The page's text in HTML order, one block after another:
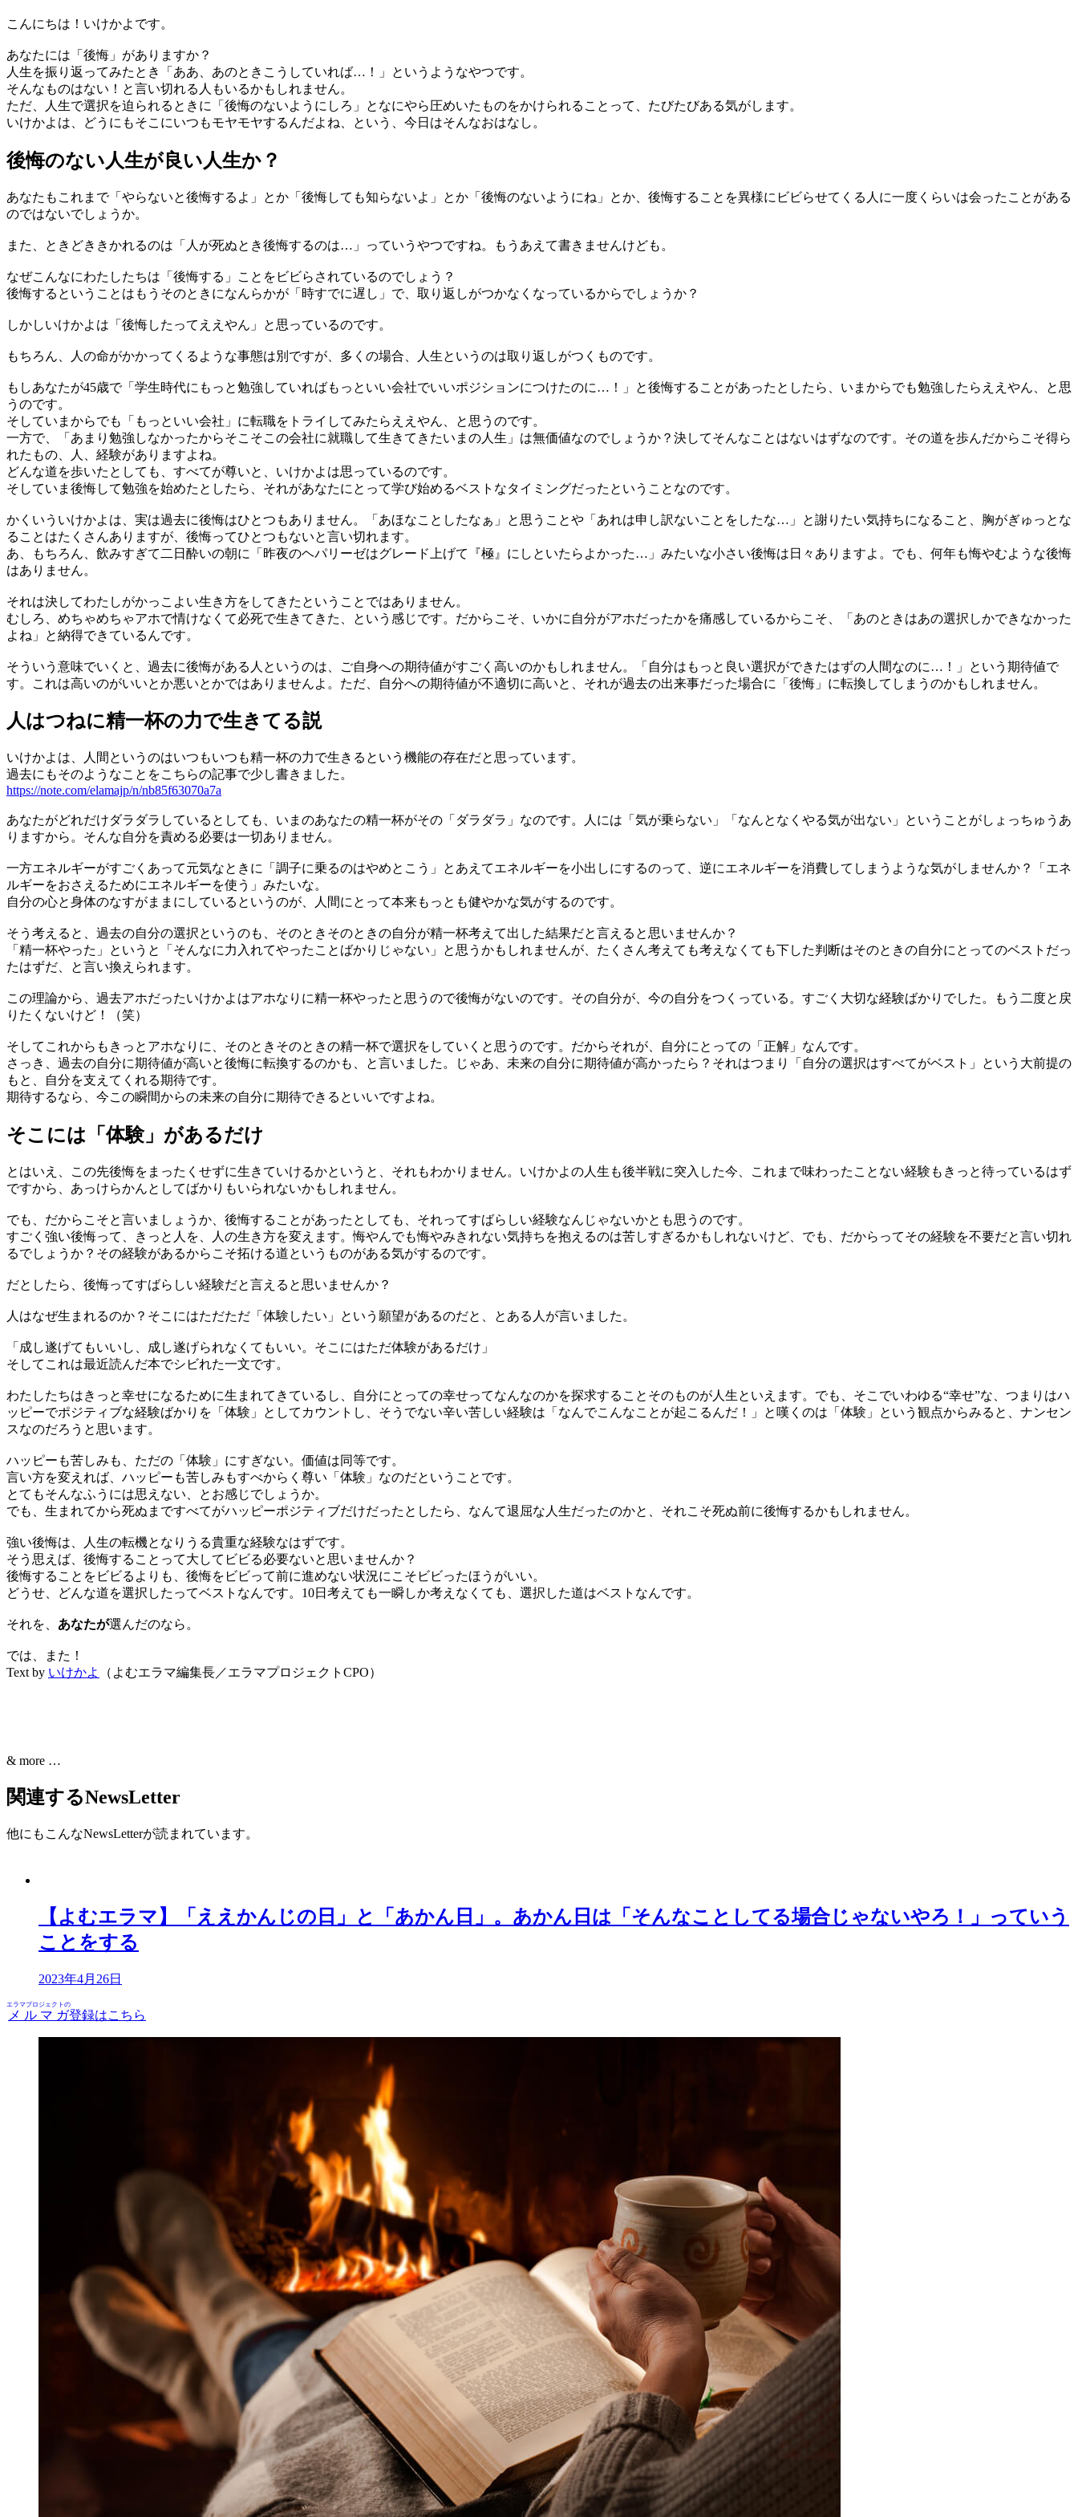
こんにちは！いけかよです。
あなたには「後悔」がありますか？
人生を振り返ってみたとき「ああ、あのときこうしていれば…！」というようなやつです。
そんなものはない！と言い切れる人もいるかもしれません。
ただ、人生で選択を迫られるときに「後悔のないようにしろ」となにやら圧めいたものをかけられることって、たびたびある気がします。
いけかよは、どうにもそこにいつもモヤモヤするんだよね、という、今日はそんなおはなし。
後悔のない人生が良い人生か？
あなたもこれまで「やらないと後悔するよ」とか「後悔しても知らないよ」とか「後悔のないようにね」とか、後悔することを異様にビビらせてくる人に一度くらいは会ったことがある
のではないでしょうか。
また、ときどききかれるのは「人が死ぬとき後悔するのは…」っていうやつですね。もうあえて書きませんけども。
なぜこんなにわたしたちは「後悔する」ことをビビらされているのでしょう？
後悔するということはもうそのときになんらかが「時すでに遅し」で、取り返しがつかなくなっているからでしょうか？
しかしいけかよは「後悔したってええやん」と思っているのです。
もちろん、人の命がかかってくるような事態は別ですが、多くの場合、人生というのは取り返しがつくものです。
もしあなたが45歳で「学生時代にもっと勉強していればもっといい会社でいいポジションにつけたのに…！」と後悔することがあったとしたら、いまからでも勉強したらええやん、と思
うのです。
そしていまからでも「もっといい会社」に転職をトライしてみたらええやん、と思うのです。
一方で、「あまり勉強しなかったからそこそこの会社に就職して生きてきたいまの人生」は無価値なのでしょうか？決してそんなことはないはずなのです。その道を歩んだからこそ得ら
れたもの、人、経験がありますよね。
どんな道を歩いたとしても、すべてが尊いと、いけかよは思っているのです。
そしていま後悔して勉強を始めたとしたら、それがあなたにとって学び始めるベストなタイミングだったということなのです。
かくいういけかよは、実は過去に後悔はひとつもありません。「あほなことしたなぁ」と思うことや「あれは申し訳ないことをしたな…」と謝りたい気持ちになること、胸がぎゅっとな
ることはたくさんありますが、後悔ってひとつもないと言い切れます。
あ、もちろん、飲みすぎて二日酔いの朝に「昨夜のヘパリーゼはグレード上げて『極』にしといたらよかった…」みたいな小さい後悔は日々ありますよ。でも、何年も悔やむような後悔
はありません。
それは決してわたしがかっこよい生き方をしてきたということではありません。
むしろ、めちゃめちゃアホで情けなくて必死で生きてきた、という感じです。だからこそ、いかに自分がアホだったかを痛感しているからこそ、「あのときはあの選択しかできなかった
よね」と納得できているんです。
そういう意味でいくと、過去に後悔がある人というのは、ご自身への期待値がすごく高いのかもしれません。「自分はもっと良い選択ができたはずの人間なのに…！」という期待値で
す。これは高いのがいいとか悪いとかではありませんよ。ただ、自分への期待値が不適切に高いと、それが過去の出来事だった場合に「後悔」に転換してしまうのかもしれません。
人はつねに精一杯の力で生きてる説
いけかよは、人間というのはいつもいつも精一杯の力で生きるという機能の存在だと思っています。
過去にもそのようなことをこちらの記事で少し書きました。
https://note.com/elamajp/n/nb85f63070a7a
あなたがどれだけダラダラしているとしても、いまのあなたの精一杯がその「ダラダラ」なのです。人には「気が乗らない」「なんとなくやる気が出ない」ということがしょっちゅうあ
りますから。そんな自分を責める必要は一切ありません。
一方エネルギーがすごくあって元気なときに「調子に乗るのはやめとこう」とあえてエネルギーを小出しにするのって、逆にエネルギーを消費してしまうような気がしませんか？「エネ
ルギーをおさえるためにエネルギーを使う」みたいな。
自分の心と身体のなすがままにしているというのが、人間にとって本来もっとも健やかな気がするのです。
そう考えると、過去の自分の選択というのも、そのときそのときの自分が精一杯考えて出した結果だと言えると思いませんか？
「精一杯やった」というと「そんなに力入れてやったことばかりじゃない」と思うかもしれませんが、たくさん考えても考えなくても下した判断はそのときの自分にとってのベストだっ
たはずだ、と言い換えられます。
この理論から、過去アホだったいけかよはアホなりに精一杯やったと思うので後悔がないのです。その自分が、今の自分をつくっている。すごく大切な経験ばかりでした。もう二度と戻
りたくないけど！（笑）
そしてこれからもきっとアホなりに、そのときそのときの精一杯で選択をしていくと思うのです。だからそれが、自分にとっての「正解」なんです。
さっき、過去の自分に期待値が高いと後悔に転換するのかも、と言いました。じゃあ、未来の自分に期待値が高かったら？それはつまり「自分の選択はすべてがベスト」という大前提の
もと、自分を支えてくれる期待です。
期待するなら、今この瞬間からの未来の自分に期待できるといいですよね。
そこには「体験」があるだけ
とはいえ、この先後悔をまったくせずに生きていけるかというと、それもわかりません。いけかよの人生も後半戦に突入した今、これまで味わったことない経験もきっと待っているはず
ですから、あっけらかんとしてばかりもいられないかもしれません。
でも、だからこそと言いましょうか、後悔することがあったとしても、それってすばらしい経験なんじゃないかとも思うのです。
すごく強い後悔って、きっと人を、人の生き方を変えます。悔やんでも悔やみきれない気持ちを抱えるのは苦しすぎるかもしれないけど、でも、だからってその経験を不要だと言い切れ
るでしょうか？その経験があるからこそ拓ける道というものがある気がするのです。
だとしたら、後悔ってすばらしい経験だと言えると思いませんか？
人はなぜ生まれるのか？そこにはただただ「体験したい」という願望があるのだと、とある人が言いました。
「成し遂げてもいいし、成し遂げられなくてもいい。そこにはただ体験があるだけ」
そしてこれは最近読んだ本でシビれた一文です。
わたしたちはきっと幸せになるために生まれてきているし、自分にとっての幸せってなんなのかを探求することそのものが人生といえます。でも、そこでいわゆる“幸せ”な、つまりはハ
ッピーでポジティブな経験ばかりを「体験」としてカウントし、そうでない辛い苦しい経験は「なんでこんなことが起こるんだ！」と嘆くのは「体験」という観点からみると、ナンセン
スなのだろうと思います。
ハッピーも苦しみも、ただの「体験」にすぎない。価値は同等です。
言い方を変えれば、ハッピーも苦しみもすべからく尊い「体験」なのだということです。
とてもそんなふうには思えない、とお感じでしょうか。
でも、生まれてから死ぬまですべてがハッピーポジティブだけだったとしたら、なんて退屈な人生だったのかと、それこそ死ぬ前に後悔するかもしれません。
強い後悔は、人生の転機となりうる貴重な経験なはずです。
そう思えば、後悔することって大してビビる必要ないと思いませんか？
後悔することをビビるよりも、後悔をビビって前に進めない状況にこそビビったほうがいい。
どうせ、どんな道を選択したってベストなんです。10日考えても一瞬しか考えなくても、選択した道はベストなんです。
それを、 あなたが選んだのなら。
では、また！
Text by いけかよ （よむエラマ編集長／エラマプロジェクトCPO）
& more …
関連するNewsLetter
他にもこんなNewsLetterが読まれています。
【よむエラマ】「ええかんじの日」と「あかん日」。あかん日は「そんなことしてる場合じゃないやろ！」っていう
ことをする
2023年4月26日
メルマガ
エラマプロジェクトの
登録はこちら